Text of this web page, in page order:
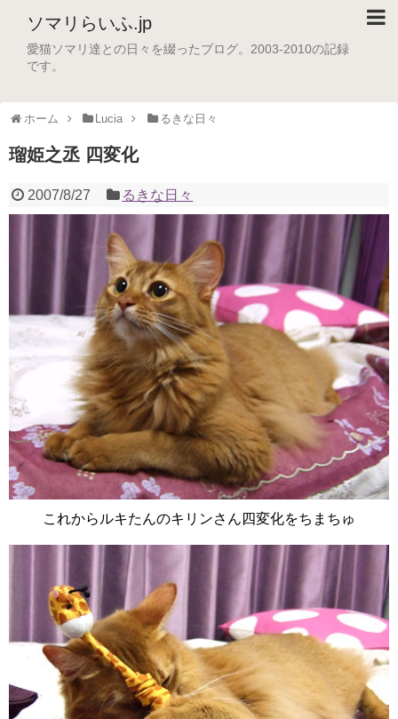
ソマリらいふ.jp
愛猫ソマリ達との日々を綴ったブログ。2003-2010の記録
です。
ホーム Lucia るきな日々
瑠姫之丞 四変化
2007/8/27 るきな日々
これからルキたんのキリンさん四変化をちまちゅ